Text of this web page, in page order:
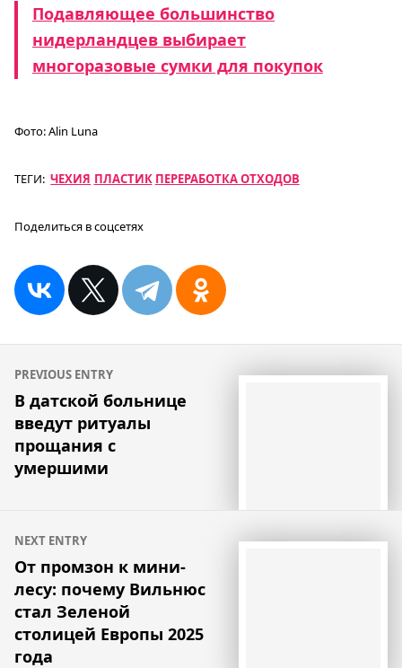
Подавляющее большинство
нидерландцев выбирает
многоразовые сумки для покупок
Фото:Alin Luna
ТЕГИ: ЧЕХИЯ ПЛАСТИК ПЕРЕРАБОТКА ОТХОДОВ
Поделиться в соцсетях
Навигация
по
записям
PREVIOUS ENTRY
В датской больнице
введут ритуалы
прощания с
умершими
NEXT ENTRY
От промзон к мини-
лесу: почему Вильнюс
стал Зеленой
столицей Европы 2025
года